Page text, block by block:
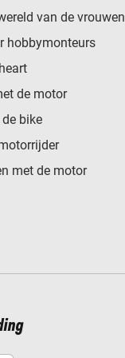
van de vrouwen
hobbymonteurs
de motor
bike
met de motor